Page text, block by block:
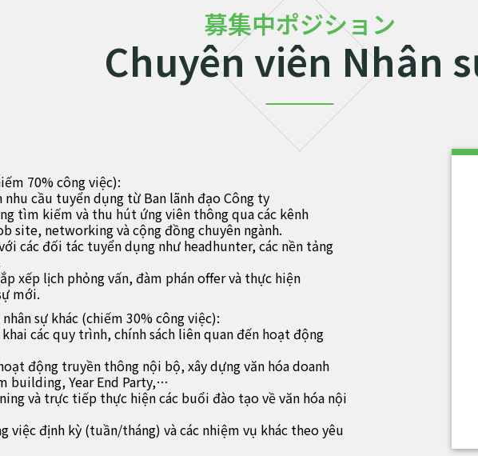
募集中ポジション
Chuyên viên Nhân
70% công việc):
nhu cầu tuyển dụng từ Ban lãnh đạo Công ty
tìm kiếm và thu hút ứng viên thông qua các kênh
site, networking và cộng đồng chuyên ngành.
các đối tác tuyển dụng như headhunter, các nền tảng
xếp lịch phỏng vấn, đàm phán offer và thực hiện
mới.
sự khác (chiếm 30% công việc):
các quy trình, chính sách liên quan đến hoạt động
động truyền thông nội bộ, xây dựng văn hóa doanh
building, Year End Party,…
và trực tiếp thực hiện các buổi đào tạo về văn hóa nội
việc định kỳ (tuần/tháng) và các nhiệm vụ khác theo yêu